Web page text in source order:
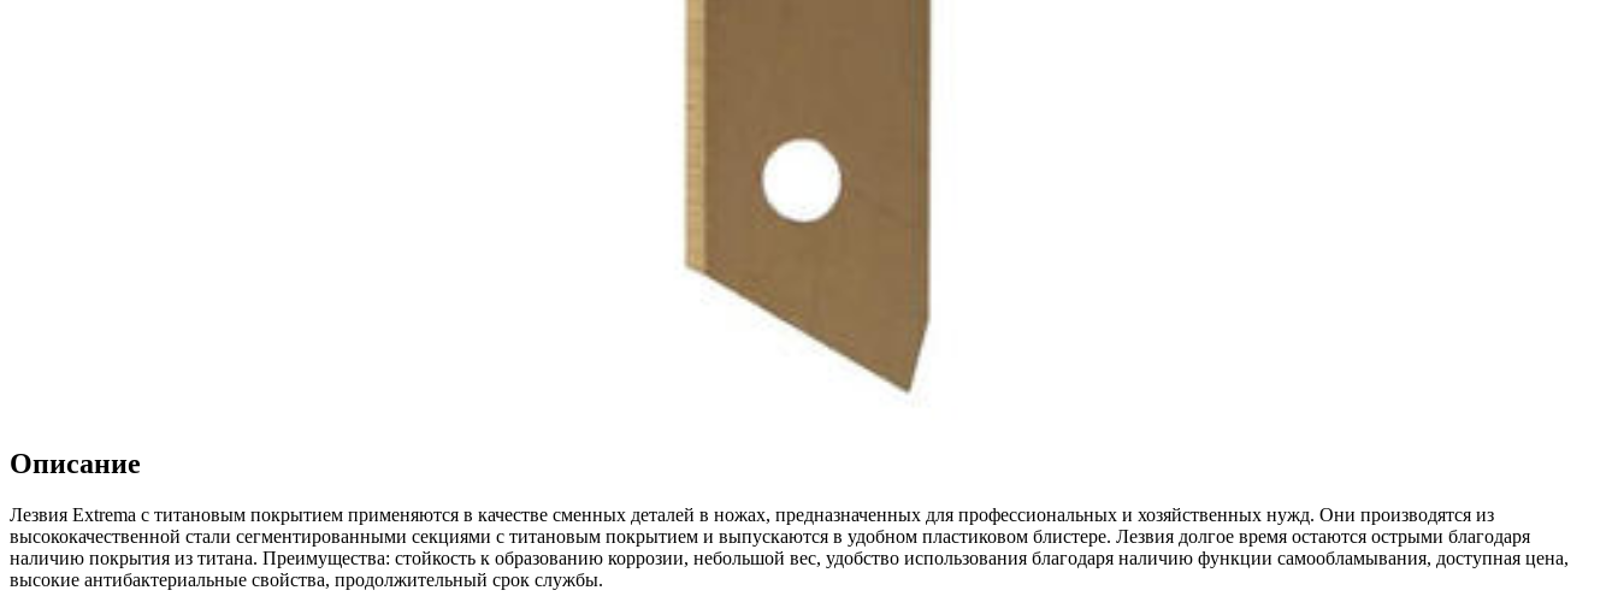
Описание
Лезвия Extrema с титановым покрытием применяются в качестве сменных деталей в ножах, предназначенных для профессиональных и хозяйственных нужд. Они производятся из
высококачественной стали сегментированными секциями с титановым покрытием и выпускаются в удобном пластиковом блистере. Лезвия долгое время остаются острыми благодаря
наличию покрытия из титана. Преимущества: стойкость к образованию коррозии, небольшой вес, удобство использования благодаря наличию функции самообламывания, доступная цена,
высокие антибактериальные свойства, продолжительный срок службы.